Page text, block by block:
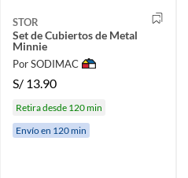
STOR
Set de Cubiertos de Metal
Minnie
Por SODIMAC
S/ 13.90
Retira desde 120 min
Envío en 120 min